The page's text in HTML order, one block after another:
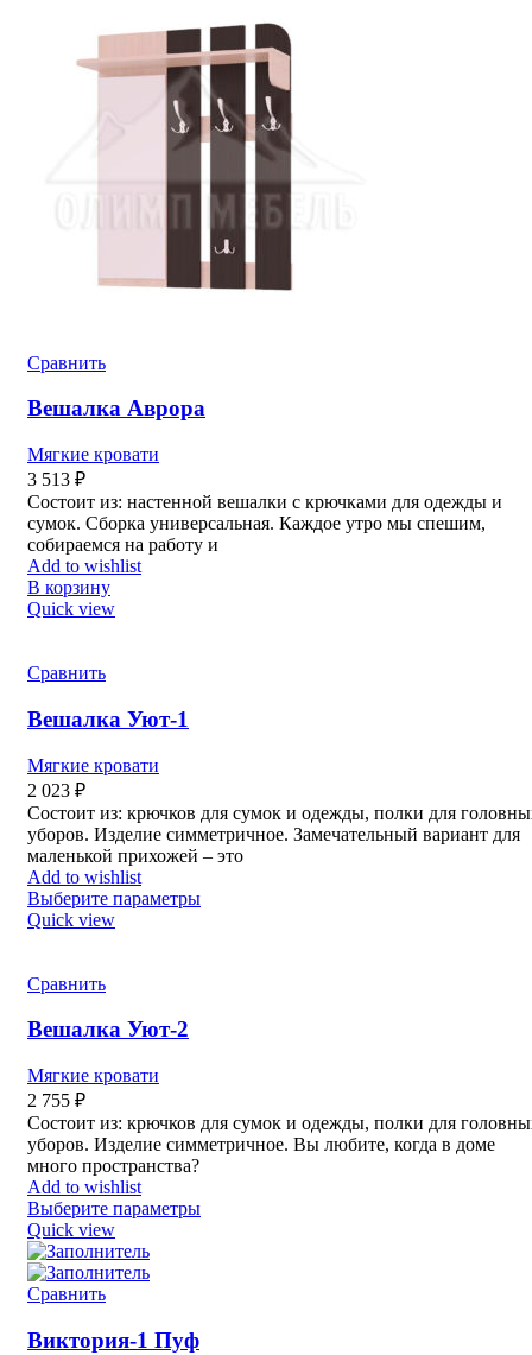
Сравнить
Вешалка Аврора
Мягкие кровати
3 513 ₽
Состоит из: настенной вешалки с крючками для одежды и
сумок. Сборка универсальная. Каждое утро мы спешим,
собираемся на работу и
Add to wishlist
В корзину
Quick view
Сравнить
Вешалка Уют-1
Мягкие кровати
2 023 ₽
Состоит из: крючков для сумок и одежды, полки для
уборов. Изделие симметричное. Замечательный вариант для
маленькой прихожей – это
Add to wishlist
Выберите параметры
Quick view
Сравнить
Вешалка Уют-2
Мягкие кровати
2 755 ₽
Состоит из: крючков для сумок и одежды, полки для
уборов. Изделие симметричное. Вы любите, когда в доме
много пространства?
Add to wishlist
Выберите параметры
Quick view
Сравнить
Виктория-1 Пуф